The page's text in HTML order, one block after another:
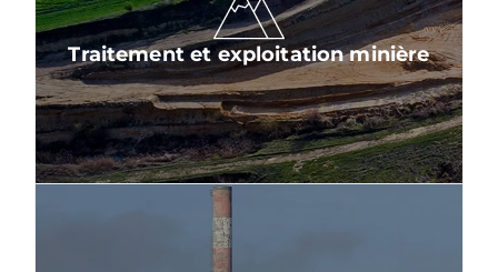
Traitement et exploitation minière